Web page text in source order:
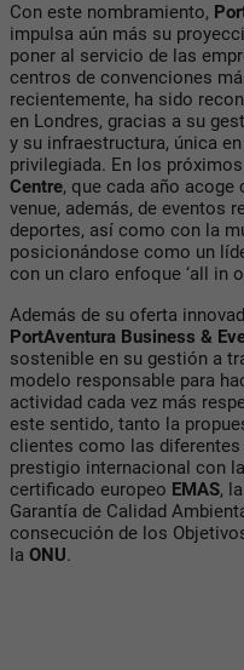
Con este nombramiento,
impulsa aún más su
poner al servicio de las
centros de convenciones
recientemente, ha sido
en Londres, gracias a su
y su infraestructura, única
privilegiada. En los
Centre, que cada año
venue, además, de eventos
deportes, así como con la
posicionándose como un
con un claro enfoque ‘all in
Además de su oferta
PortAventura Business &
sostenible en su gestión a
modelo responsable para
actividad cada vez más
este sentido, tanto la
clientes como las
prestigio internacional con
certificado europeo EMAS,
Garantía de Calidad
consecución de los
la ONU.